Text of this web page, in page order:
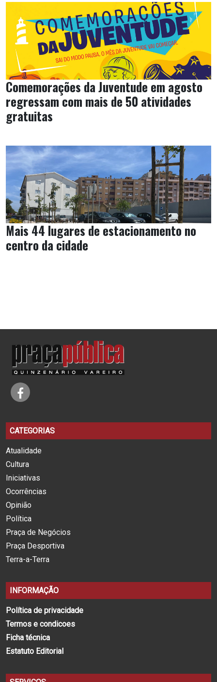
Comemorações da Juventude em agosto
regressam com mais de 50 atividades
gratuitas
Mais 44 lugares de estacionamento no
centro da cidade
CATEGORIAS
Atualidade
Cultura
Iniciativas
Ocorrências
Opinião
Política
Praça de Negócios
Praça Desportiva
Terra-a-Terra
INFORMAÇÃO
Política de privacidade
Termos e condicoes
Ficha técnica
Estatuto Editorial